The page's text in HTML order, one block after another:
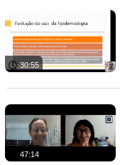
30:55
47:14